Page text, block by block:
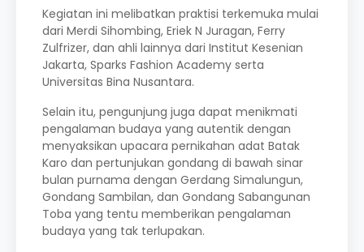
Kegiatan ini melibatkan praktisi terkemuka mulai
dari Merdi Sihombing, Eriek N Juragan, Ferry
Zulfrizer, dan ahli lainnya dari Institut Kesenian
Jakarta, Sparks Fashion Academy serta
Universitas Bina Nusantara.
Selain itu, pengunjung juga dapat menikmati
pengalaman budaya yang autentik dengan
menyaksikan upacara pernikahan adat Batak
Karo dan pertunjukan gondang di bawah sinar
bulan purnama dengan Gerdang Simalungun,
Gondang Sambilan, dan Gondang Sabangunan
Toba yang tentu memberikan pengalaman
budaya yang tak terlupakan.